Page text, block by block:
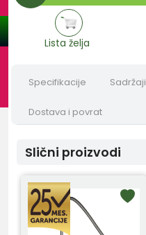
Lista želja
Specifikacije Sadržaji
Dostava i povrat
Slični proizvodi